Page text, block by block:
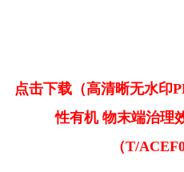
点击下载（高清晰无水印
性有机 物末端治理
（T/